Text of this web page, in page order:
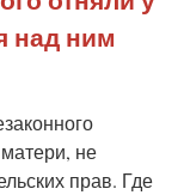
над ним
не
прав. Где